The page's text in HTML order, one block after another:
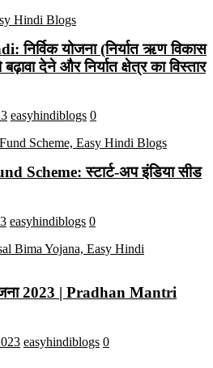
योजना (निर्यात ऋण विकास
देने और निर्यात क्षेत्र का विस्तार
easyhindiblogs 0
Scheme: स्टार्ट-अप इंडिया सीड
easyhindiblogs 0
2023 | Pradhan Mantri
easyhindiblogs 0